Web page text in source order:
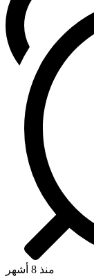
منذ 8 أشهر